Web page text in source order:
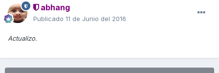
abhang
Publicado 11 de Junio del 2016
Actualizo.